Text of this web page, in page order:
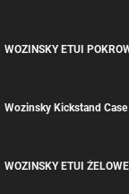
WOZINSKY ETUI
Wozinsky Kickstand
WOZINSKY ETUI